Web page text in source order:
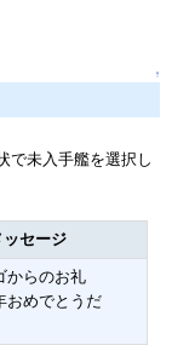
↑
で未入手艦を選択し
ッセージ
からのお礼
めでとうだ